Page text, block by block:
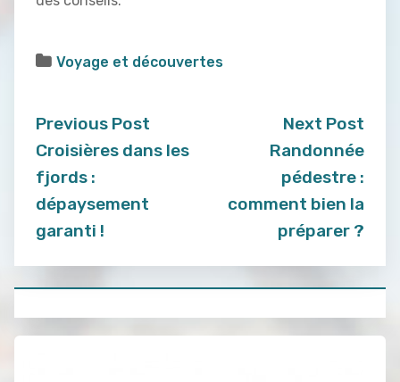
Voyage et découvertes
Previous Post
Croisières dans les
fjords :
dépaysement
garanti !
Next Post
Randonnée
pédestre :
comment bien la
préparer ?